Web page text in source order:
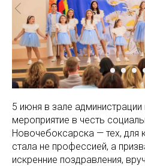
5 июня в зале
мероприятие в честь
Новочебоксарска — тех,
стала не профессией, а
искренние поздравления,